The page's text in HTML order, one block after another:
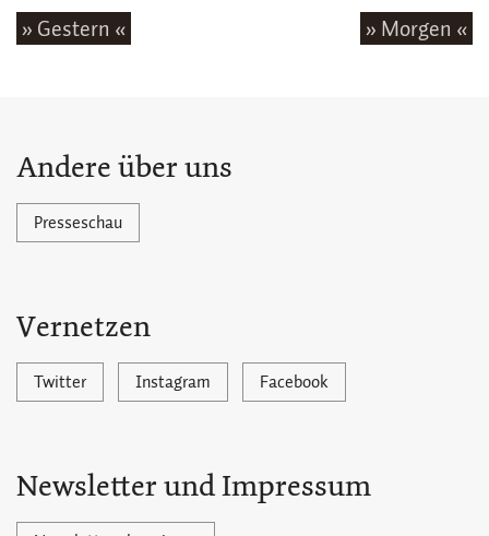
» Gestern « » Morgen «
Andere über uns
Presseschau
Vernetzen
Twitter Instagram Facebook
Newsletter und Impressum